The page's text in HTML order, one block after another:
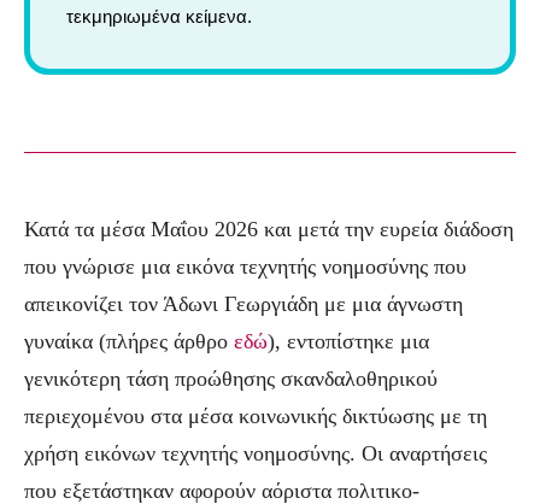
τεκμηριωμένα κείμενα.
Κατά τα μέσα Μαΐου 2026 και μετά την ευρεία διάδοση
που γνώρισε μια εικόνα τεχνητής νοημοσύνης που
απεικονίζει τον Άδωνι Γεωργιάδη με μια άγνωστη
γυναίκα (πλήρες άρθρο εδώ), εντοπίστηκε μια
γενικότερη τάση προώθησης σκανδαλοθηρικού
περιεχομένου στα μέσα κοινωνικής δικτύωσης με τη
χρήση εικόνων τεχνητής νοημοσύνης. Οι αναρτήσεις
που εξετάστηκαν αφορούν αόριστα πολιτικο-